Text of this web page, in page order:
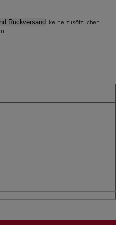
Rückversand, keine zusätzlichen